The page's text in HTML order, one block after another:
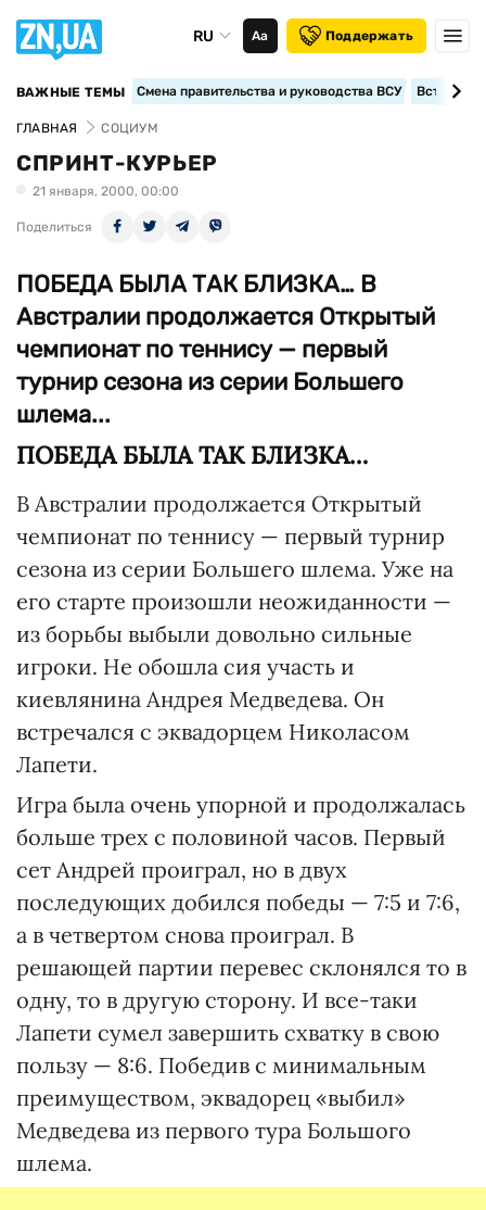
RU Аа Поддержать
ВАЖНЫЕ ТЕМЫ Смена правительства и руководства ВСУ
ГЛАВНАЯ СОЦИУМ
СПРИНТ-КУРЬЕР
21 января, 2000, 00:00
Поделиться
ПОБЕДА БЫЛА ТАК БЛИЗКА… В
Австралии продолжается Открытый
чемпионат по теннису — первый
турнир сезона из серии Большего
шлема...
ПОБЕДА БЫЛА ТАК БЛИЗКА…
В Австралии продолжается Открытый
чемпионат по теннису — первый турнир
сезона из серии Большего шлема. Уже на
его старте произошли неожиданности —
из борьбы выбыли довольно сильные
игроки. Не обошла сия участь и
киевлянина Андрея Медведева. Он
встречался с эквадорцем Николасом
Лапети.
Игра была очень упорной и продолжалась
больше трех с половиной часов. Первый
сет Андрей проиграл, но в двух
последующих добился победы — 7:5 и 7:6,
а в четвертом снова проиграл. В
решающей партии перевес склонялся то в
одну, то в другую сторону. И все-таки
Лапети сумел завершить схватку в свою
пользу — 8:6. Победив с минимальным
преимуществом, эквадорец «выбил»
Медведева из первого тура Большого
шлема.